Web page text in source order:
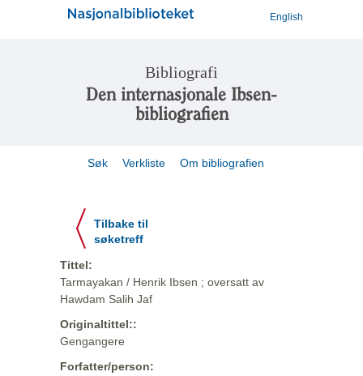
English
Bibliografi
Den internasjonale Ibsen-
bibliografien
Søk Verkliste Om bibliografien
Tilbake til
søketreff
Tittel:
Tarmayakan / Henrik Ibsen ; oversatt av
Hawdam Salih Jaf
Originaltittel::
Gengangere
Forfatter/person: